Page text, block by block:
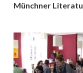
Münchner